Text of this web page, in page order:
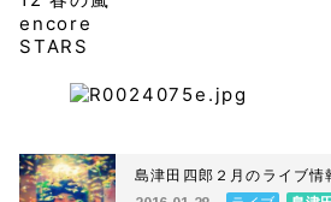
encore
STARS
島津田四郎２月のライブ情